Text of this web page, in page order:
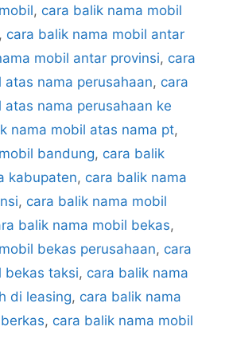
, cara balik nama mobil
, cara balik nama mobil antar
mobil antar provinsi, cara
nama perusahaan, cara
nama perusahaan ke
nama mobil atas nama pt,
bandung, cara balik
kabupaten, cara balik nama
, cara balik nama mobil
balik nama mobil bekas,
bekas perusahaan, cara
bekas taksi, cara balik nama
di leasing, cara balik nama
, cara balik nama mobil